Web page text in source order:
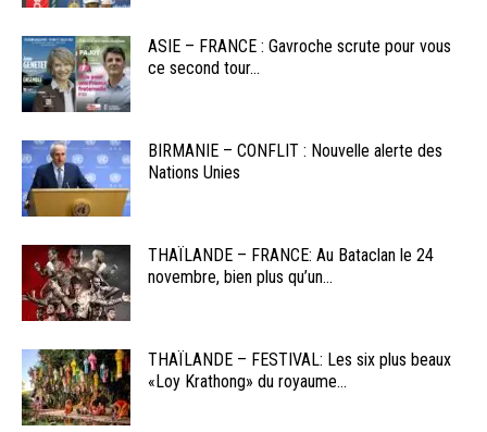
ASIE – FRANCE : Gavroche scrute pour vous
ce second tour...
BIRMANIE – CONFLIT : Nouvelle alerte des
Nations Unies
THAÏLANDE – FRANCE: Au Bataclan le 24
novembre, bien plus qu’un...
THAÏLANDE – FESTIVAL: Les six plus beaux
«Loy Krathong» du royaume...